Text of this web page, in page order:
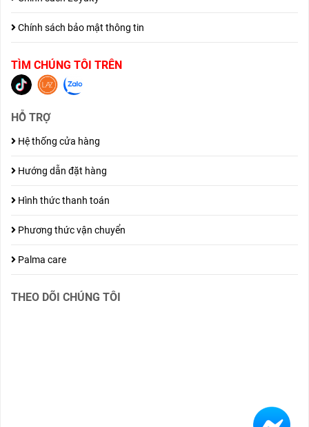
Chính sách bảo mật thông tin
TÌM CHÚNG TÔI TRÊN
HỖ TRỢ
Hệ thống cửa hàng
Hướng dẫn đặt hàng
Hình thức thanh toán
Phương thức vận chuyển
Palma care
THEO DÕI CHÚNG TÔI